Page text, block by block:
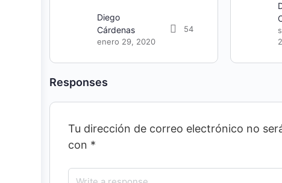
Diego
Cárdenas
enero 29, 2020
54
Responses
Tu dirección de correo electrónico no
con *